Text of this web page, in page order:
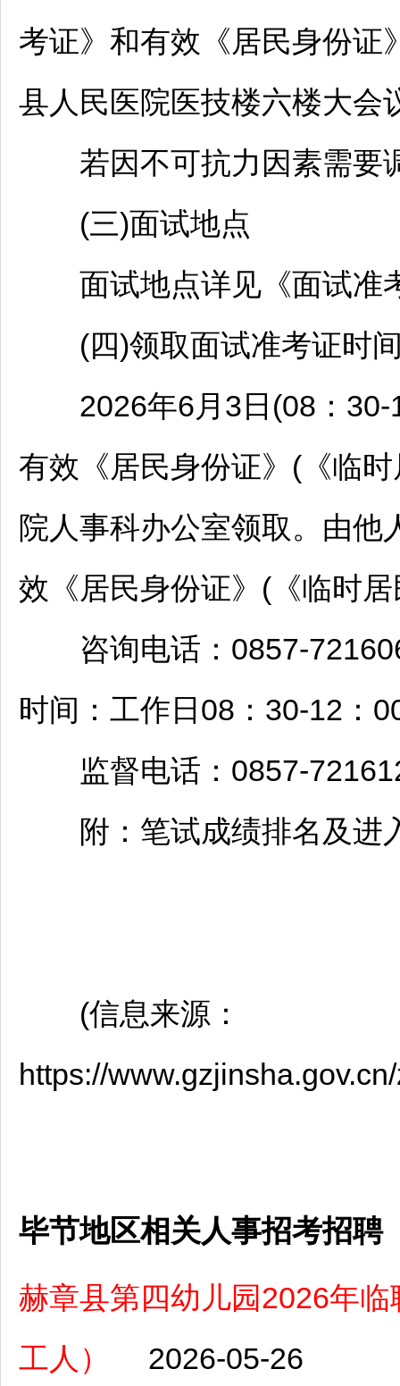
考证》和有效《居民身份证
县人民医院医技楼六楼大会
若因不可抗力因素需要
(三)面试地点
面试地点详见《面试准
(四)领取面试准考证时
2026年6月3日(08：30-
有效《居民身份证》(《临
院人事科办公室领取。由他
效《居民身份证》(《临时
咨询电话：0857-
时间：工作日08：30-12：
监督电话：0857-
附：笔试成绩排名及进
(信息来源：
https://
毕节地区相关人事招考招聘
赫章县第四幼儿园2026年
工人）
2026-05-26